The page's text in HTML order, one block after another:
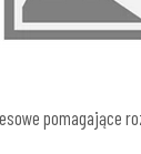
pomagające